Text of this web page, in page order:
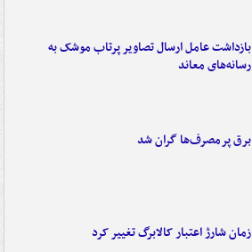
بازداشت عامل ارسال تصاویر پرتاب موشک به
رسانه‌های معاند
برق پرمصرف‌ها گران شد
زمان شارژ اعتبار کالابرگ تغییر کرد